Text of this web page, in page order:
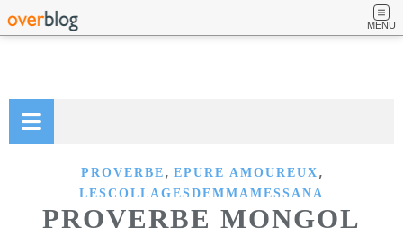
MENU
PROVERBE , EPURE AMOUREUX ,
LESCOLLAGESDEMMAMESSANA
PROVERBE MONGOL